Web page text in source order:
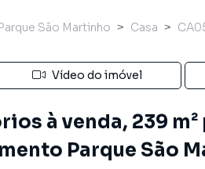
São Martinho Casa
Vídeo do imóvel
à venda, 239 m²
Parque São